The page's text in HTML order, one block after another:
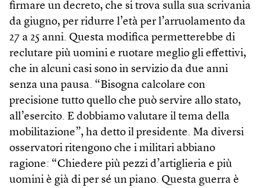
firmare un decreto, che si trova sulla sua scrivania
da giugno, per ridurre l’età per l’arruolamento da
27 a 25 anni. Questa modifica permetterebbe di
reclutare più uomini e ruotare meglio gli effettivi,
che in alcuni casi sono in servizio da due anni
senza una pausa. “Bisogna calcolare con
precisione tutto quello che può servire allo stato,
all’esercito. E dobbiamo valutare il tema della
mobilitazione”, ha detto il presidente. Ma diversi
osservatori ritengono che i militari abbiano
ragione: “Chiedere più pezzi d’artiglieria e più
uomini è già di per sé un piano. Questa guerra è